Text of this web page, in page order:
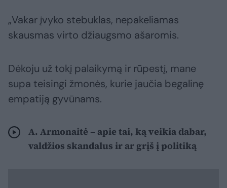
„Vakar įvyko stebuklas, nepakeliamas
skausmas virto džiaugsmo ašaromis.
Dėkoju už tokį palaikymą ir rūpestį, mane
supa teisingi žmonės, kurie jaučia begalinę
empatiją gyvūnams.
A. Armonaitė – apie tai, ką veikia dabar,
valdžios skandalus ir ar grįš į politiką